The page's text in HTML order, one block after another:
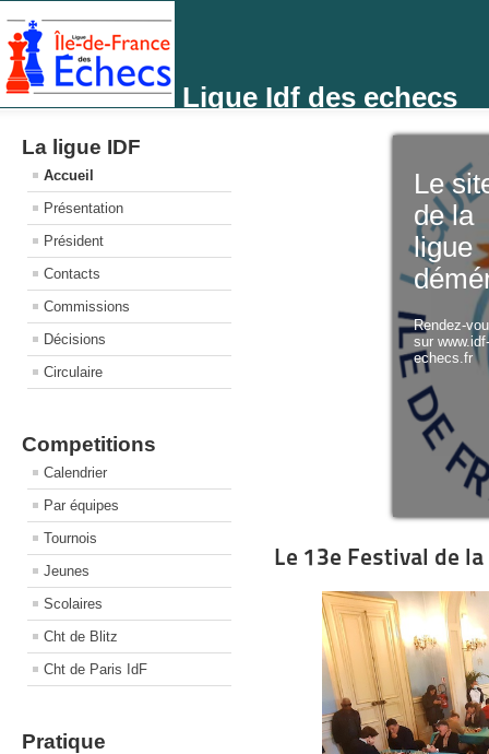
Ligue Idf des echecs
La ligue IDF
Accueil
Présentation
Président
Contacts
Commissions
Décisions
Circulaire
Competitions
Calendrier
Par équipes
Tournois
Jeunes
Scolaires
Cht de Blitz
Cht de Paris IdF
Pratique
Le
de la
ligue
Rendez-
sur
echecs.fr
Le 13e Festival de